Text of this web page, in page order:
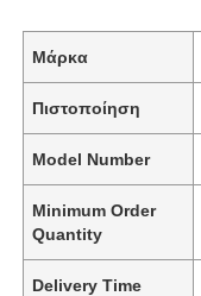
Μάρκα
Πιστοποίηση
Model Number
Minimum Order
Quantity
Delivery Time